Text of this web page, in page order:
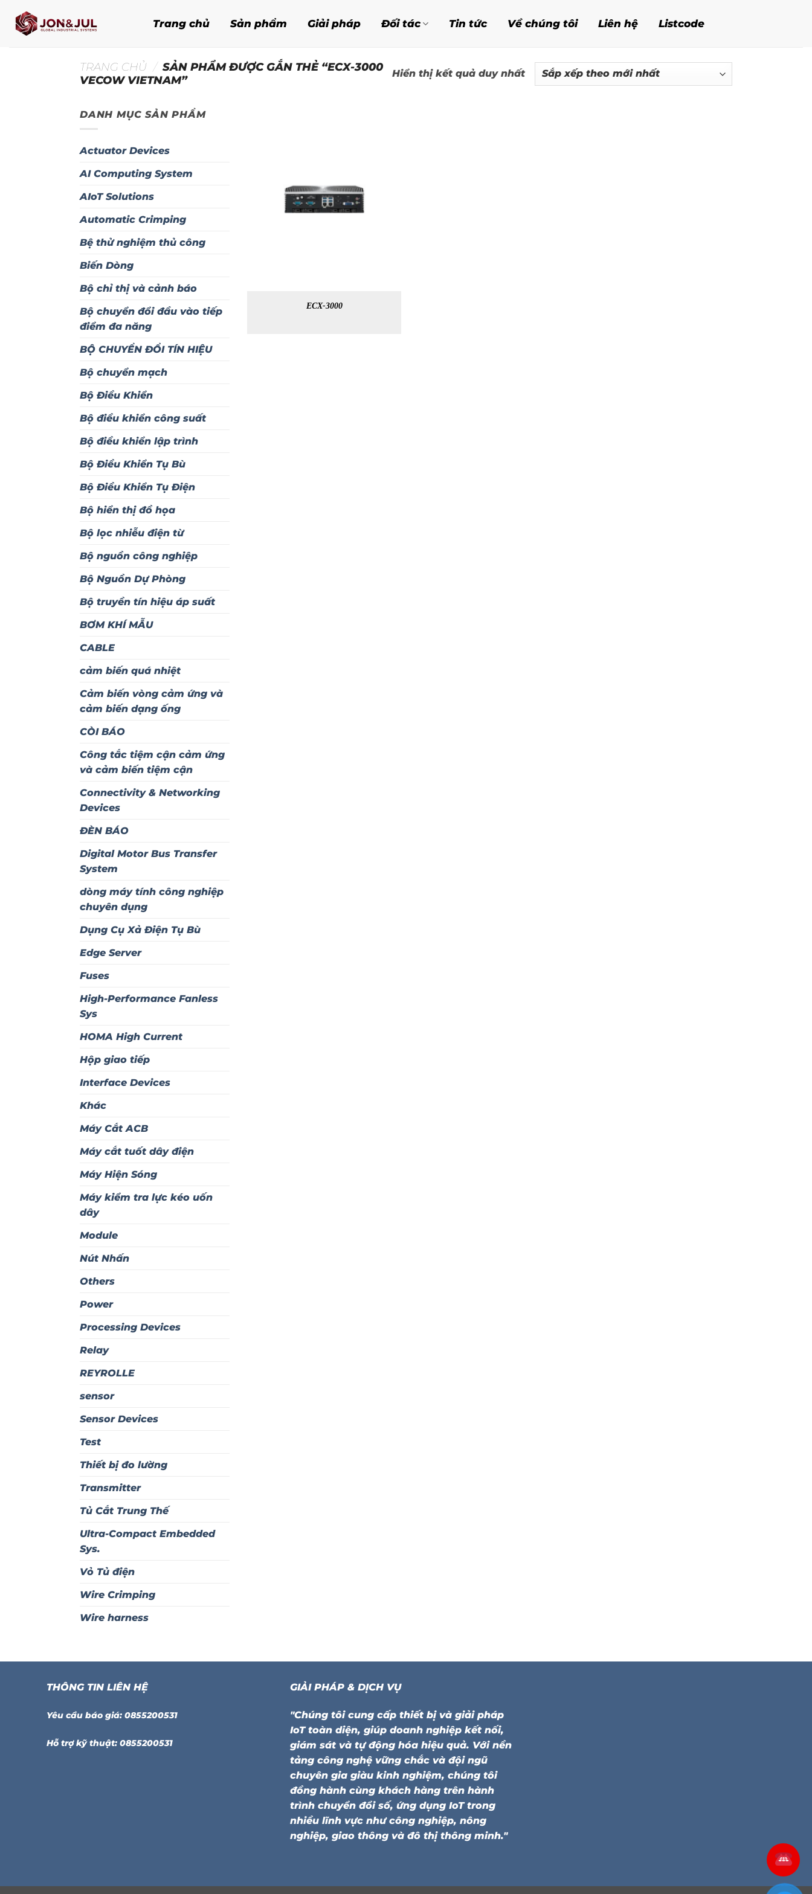
qua
Trang chủ Sản phẩm Giải pháp Đối tác Tin tức Về chúng tôi Liên hệ Listcode
TRANG CHỦ / SẢN PHẨM ĐƯỢC GẮN THẺ “ECX-3000
VECOW VIETNAM”
Hiển thị kết quả duy nhất
DANH MỤC SẢN PHẨM
Actuator Devices
AI Computing System
AIoT Solutions
Automatic Crimping
Bệ thử nghiệm thủ công
Biến Dòng
Bộ chỉ thị và cảnh báo
Bộ chuyển đổi đầu vào tiếp
điểm đa năng
BỘ CHUYỂN ĐỔI TÍN HIỆU
Bộ chuyển mạch
Bộ Điều Khiển
Bộ điều khiển công suất
Bộ điều khiển lập trình
Bộ Điều Khiển Tụ Bù
Bộ Điều Khiển Tụ Điện
Bộ hiển thị đồ họa
Bộ lọc nhiễu điện từ
Bộ nguồn công nghiệp
Bộ Nguồn Dự Phòng
Bộ truyền tín hiệu áp suất
BƠM KHÍ MẪU
CABLE
cảm biến quá nhiệt
Cảm biến vòng cảm ứng và
cảm biến dạng ống
CÒI BÁO
Công tắc tiệm cận cảm ứng
và cảm biến tiệm cận
Connectivity & Networking
Devices
ĐÈN BÁO
Digital Motor Bus Transfer
System
dòng máy tính công nghiệp
chuyên dụng
Dụng Cụ Xả Điện Tụ Bù
Edge Server
Fuses
High-Performance Fanless
Sys
HOMA High Current
Hộp giao tiếp
Interface Devices
Khác
Máy Cắt ACB
Máy cắt tuốt dây điện
Máy Hiện Sóng
Máy kiểm tra lực kéo uốn
dây
Module
Nút Nhấn
Others
Power
Processing Devices
Relay
REYROLLE
sensor
Sensor Devices
Test
Thiết bị đo lường
Transmitter
Tủ Cắt Trung Thế
Ultra-Compact Embedded
Sys.
Vỏ Tủ điện
Wire Crimping
Wire harness
ECX-3000
THÔNG TIN LIÊN HỆ
Yêu cầu báo giá: 0855200531
Hỗ trợ kỹ thuật: 0855200531
GIẢI PHÁP & DỊCH VỤ
"Chúng tôi cung cấp thiết bị và giải pháp
IoT toàn diện, giúp doanh nghiệp kết nối,
giám sát và tự động hóa hiệu quả. Với nền
tảng công nghệ vững chắc và đội ngũ
chuyên gia giàu kinh nghiệm, chúng tôi
đồng hành cùng khách hàng trên hành
trình chuyển đổi số, ứng dụng IoT trong
nhiều lĩnh vực như công nghiệp, nông
nghiệp, giao thông và đô thị thông minh."